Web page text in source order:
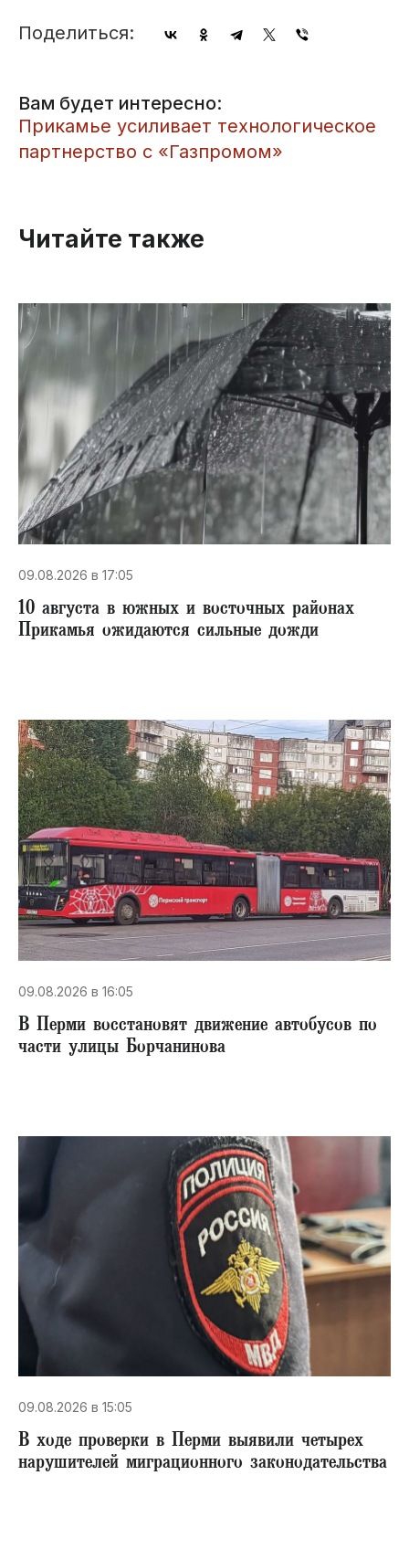
Поделиться:
Вам будет интересно:
Прикамье усиливает технологическое
партнерство с «Газпромом»
Читайте также
09.08.2026 в 17:05
10 августа в южных и восточных районах
Прикамья ожидаются сильные дожди
09.08.2026 в 16:05
В Перми восстановят движение автобусов по
части улицы Борчанинова
09.08.2026 в 15:05
В ходе проверки в Перми выявили четырех
нарушителей миграционного законодательства